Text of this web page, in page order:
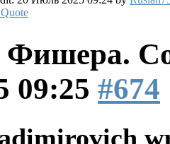
Quote
09:25 #674